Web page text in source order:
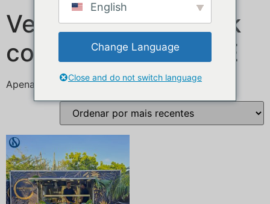
Venda de food truck
com certificação CE
Apenas um resultado
English
Change Language
Close and do not switch language